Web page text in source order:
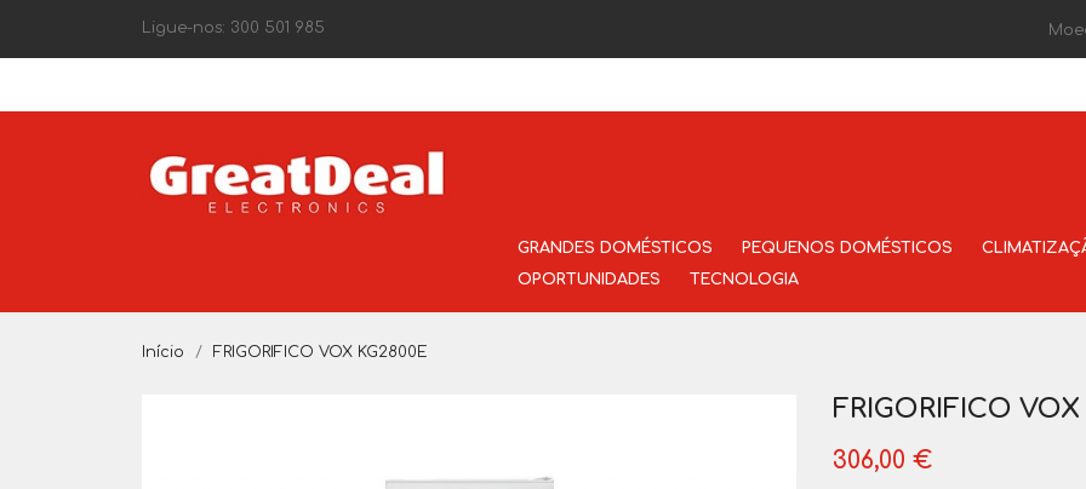
Ligue-nos: 300 501 985
GRANDES DOMÉSTICOS PEQUENOS DOMÉSTICOS
OPORTUNIDADES
TECNOLOGIA
Início FRIGORIFICO VOX KG2800E
FRIGORIFICO VOX
306,00 €